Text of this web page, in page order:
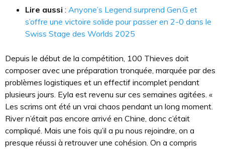
Lire aussi : Anyone’s Legend surprend Gen.G et
s’offre une victoire solide pour passer en 2-0 dans le
Swiss Stage des Worlds 2025
Depuis le début de la compétition, 100 Thieves doit
composer avec une préparation tronquée, marquée par des
problèmes logistiques et un effectif incomplet pendant
plusieurs jours. Eyla est revenu sur ces semaines agitées. «
Les scrims ont été un vrai chaos pendant un long moment.
River n’était pas encore arrivé en Chine, donc c’était
compliqué. Mais une fois qu’il a pu nous rejoindre, on a
presque réussi à retrouver une cohésion. On a compris